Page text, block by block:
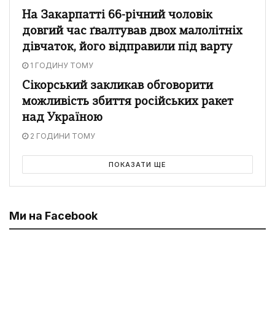
На Закарпатті 66-річний чоловік
довгий час ґвалтував двох малолітніх
дівчаток, його відправили під варту
1 ГОДИНУ ТОМУ
Сікорський закликав обговорити
можливість збиття російських ракет
над Україною
2 ГОДИНИ ТОМУ
ПОКАЗАТИ ЩЕ
Ми на Facebook